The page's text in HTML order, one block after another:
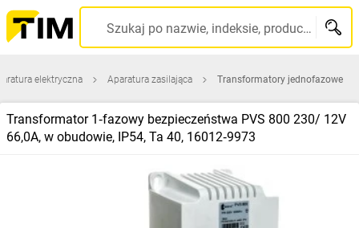
Szukaj po nazwie, indeksie, producencie, kodzie kreskowym...
elektryczna Aparatura zasilająca Transformatory jednofazowe
Transformator 1‑fazowy bezpieczeństwa PVS 800 230/ 12V
66,0A, w obudowie, IP54, Ta 40, 16012‑9973